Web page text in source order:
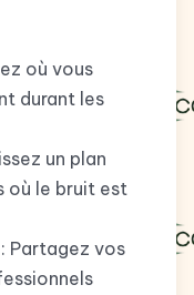
où vous
durant les
un plan
où le bruit est
: Partagez vos